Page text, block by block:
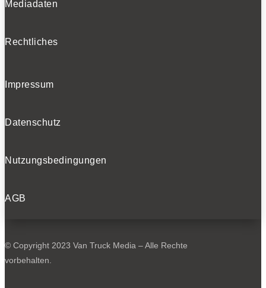
Mediadaten
Rechtliches
Impressum
Datenschutz
Nutzungsbedingungen
AGB
© Copyright 2023 Van Truck Media – Alle Rechte
vorbehalten.